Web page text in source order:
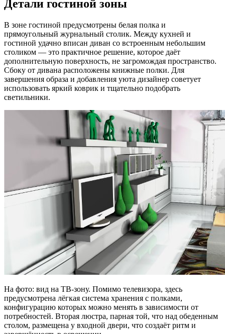
Детали гостиной зоны
В зоне гостиной предусмотрены белая полка и
прямоугольный журнальный столик. Между кухней и
гостиной удачно вписан диван со встроенным небольшим
столиком — это практичное решение, которое даёт
дополнительную поверхность, не загромождая пространство.
Сбоку от дивана расположены книжные полки. Для
завершения образа и добавления уюта дизайнер советует
использовать яркий коврик и тщательно подобрать
светильники.
На фото: вид на ТВ-зону. Помимо телевизора, здесь
предусмотрена лёгкая система хранения с полками,
конфигурацию которых можно менять в зависимости от
потребностей. Вторая люстра, парная той, что над обеденным
столом, размещена у входной двери, что создаёт ритм и